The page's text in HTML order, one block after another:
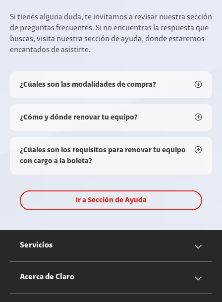
Si tienes alguna duda, te invitamos a revisar nuestra sección
de preguntas frecuentes. Si no encuentras la respuesta que
buscas, visita nuestra sección de ayuda, donde estaremos
encantados de asistirte.
¿Cúales son las modalidades de compra?
¿Cómo y dónde renovar tu equipo?
¿Cúales son los requisitos para renovar tu equipo
con cargo a la boleta?
Ir a Sección de Ayuda
Servicios
Servicios Móviles
Acerca de Claro